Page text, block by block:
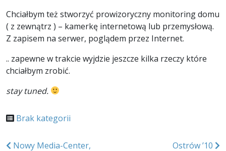
Chciałbym też stworzyć prowizoryczny monitoring domu
( z zewnątrz ) – kamerkę internetową lub przemysłową.
Z zapisem na serwer, poglądem przez Internet.
.. zapewne w trakcie wyjdzie jeszcze kilka rzeczy które
chciałbym zrobić.
stay tuned.
Brak kategorii
Nawigacja
Nowy Media-Center,
Ostrów ’10